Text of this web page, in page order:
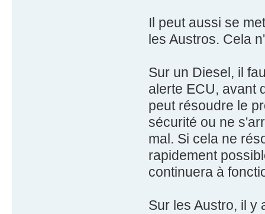
Il peut aussi se
les Austros. Cela
Sur un Diesel, il
alerte ECU, avant
peut résoudre le
sécurité ou ne
mal. Si cela ne
rapidement
continuera à
Sur les Austro, il y